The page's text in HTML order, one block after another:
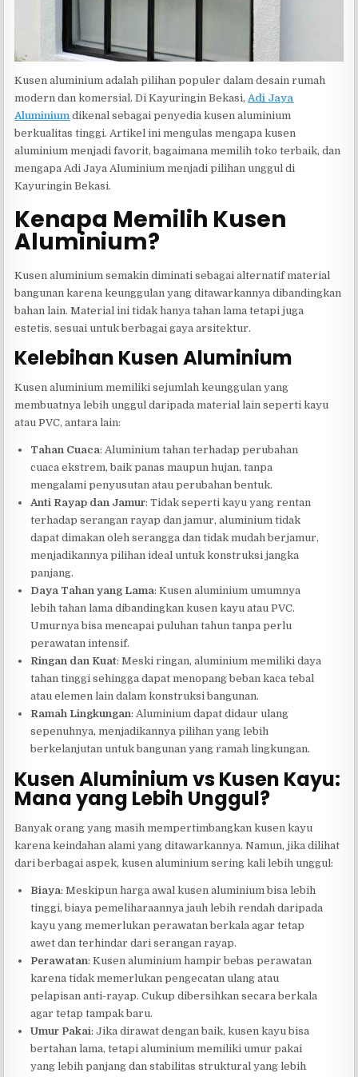
Kusen aluminium adalah pilihan populer dalam desain rumah
modern dan komersial. Di Kayuringin Bekasi, Adi Jaya
Aluminium dikenal sebagai penyedia kusen aluminium
berkualitas tinggi. Artikel ini mengulas mengapa kusen
aluminium menjadi favorit, bagaimana memilih toko terbaik, dan
mengapa Adi Jaya Aluminium menjadi pilihan unggul di
Kayuringin Bekasi.
Kenapa Memilih Kusen
Aluminium?
Kusen aluminium semakin diminati sebagai alternatif material
bangunan karena keunggulan yang ditawarkannya dibandingkan
bahan lain. Material ini tidak hanya tahan lama tetapi juga
estetis, sesuai untuk berbagai gaya arsitektur.
Kelebihan Kusen Aluminium
Kusen aluminium memiliki sejumlah keunggulan yang
membuatnya lebih unggul daripada material lain seperti kayu
atau PVC, antara lain:
Tahan Cuaca: Aluminium tahan terhadap perubahan
cuaca ekstrem, baik panas maupun hujan, tanpa
mengalami penyusutan atau perubahan bentuk.
Anti Rayap dan Jamur: Tidak seperti kayu yang rentan
terhadap serangan rayap dan jamur, aluminium tidak
dapat dimakan oleh serangga dan tidak mudah berjamur,
menjadikannya pilihan ideal untuk konstruksi jangka
panjang.
Daya Tahan yang Lama: Kusen aluminium umumnya
lebih tahan lama dibandingkan kusen kayu atau PVC.
Umurnya bisa mencapai puluhan tahun tanpa perlu
perawatan intensif.
Ringan dan Kuat: Meski ringan, aluminium memiliki daya
tahan tinggi sehingga dapat menopang beban kaca tebal
atau elemen lain dalam konstruksi bangunan.
Ramah Lingkungan: Aluminium dapat didaur ulang
sepenuhnya, menjadikannya pilihan yang lebih
berkelanjutan untuk bangunan yang ramah lingkungan.
Kusen Aluminium vs Kusen Kayu:
Mana yang Lebih Unggul?
Banyak orang yang masih mempertimbangkan kusen kayu
karena keindahan alami yang ditawarkannya. Namun, jika dilihat
dari berbagai aspek, kusen aluminium sering kali lebih unggul:
Biaya: Meskipun harga awal kusen aluminium bisa lebih
tinggi, biaya pemeliharaannya jauh lebih rendah daripada
kayu yang memerlukan perawatan berkala agar tetap
awet dan terhindar dari serangan rayap.
Perawatan: Kusen aluminium hampir bebas perawatan
karena tidak memerlukan pengecatan ulang atau
pelapisan anti-rayap. Cukup dibersihkan secara berkala
agar tetap tampak baru.
Umur Pakai: Jika dirawat dengan baik, kusen kayu bisa
bertahan lama, tetapi aluminium memiliki umur pakai
yang lebih panjang dan stabilitas struktural yang lebih